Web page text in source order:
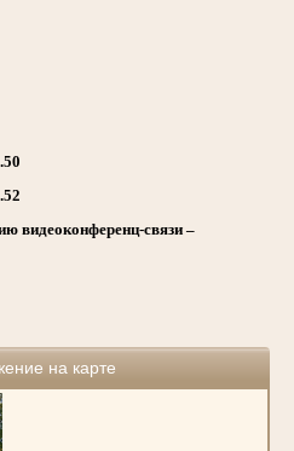
видеоконференц-связи –
на карте